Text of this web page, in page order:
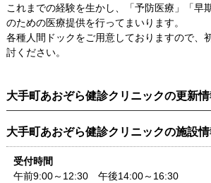
これまでの経験を生かし、「予防医療」「早
のための医療提供を行ってまいります。
各種人間ドックをご用意しておりますので、
討ください。
大手町あおぞら健診クリニックの更新情
大手町あおぞら健診クリニックの施設情
受付時間
午前9:00～12:30 午後14:00～16:30